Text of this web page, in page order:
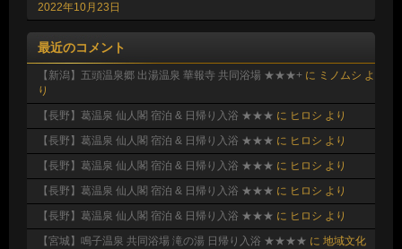
2022年10月23日
最近のコメント
【新潟】五頭温泉郷 出湯温泉 華報寺 共同浴場 ★★★+ に ミノムシ よ
り
【長野】葛温泉 仙人閣 宿泊 & 日帰り入浴 ★★★ に ヒロシ より
【長野】葛温泉 仙人閣 宿泊 & 日帰り入浴 ★★★ に ヒロシ より
【長野】葛温泉 仙人閣 宿泊 & 日帰り入浴 ★★★ に ヒロシ より
【長野】葛温泉 仙人閣 宿泊 & 日帰り入浴 ★★★ に ヒロシ より
【長野】葛温泉 仙人閣 宿泊 & 日帰り入浴 ★★★ に ヒロシ より
【宮城】鳴子温泉 共同浴場 滝の湯 日帰り入浴 ★★★★ に 地域文化